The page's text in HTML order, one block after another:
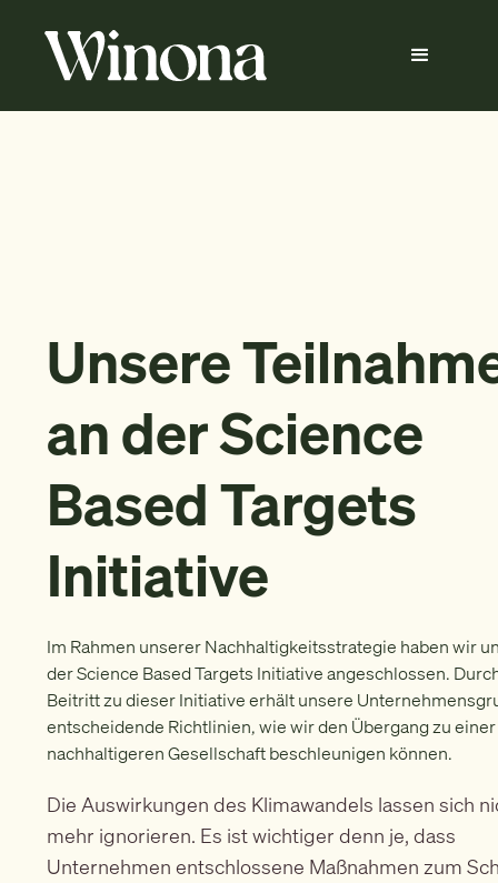
Unsere
an der Science
Based Targets
Initiative
Im Rahmen unserer Nachhaltigkeitsstrategie haben wir
der Science Based Targets Initiative angeschlossen.
Beitritt zu dieser Initiative erhält unsere
entscheidende Richtlinien, wie wir den Übergang zu einer
nachhaltigeren Gesellschaft beschleunigen können.
Die Auswirkungen des Klimawandels lassen sich
mehr ignorieren. Es ist wichtiger denn je, dass
Unternehmen entschlossene Maßnahmen zum